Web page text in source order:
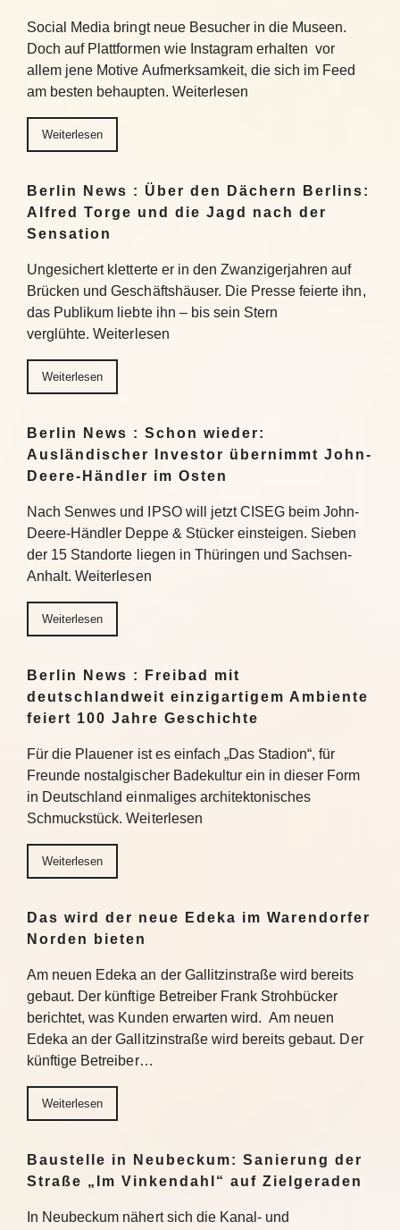
Social Media bringt neue Besucher in die Museen.
Doch auf Plattformen wie Instagram erhalten vor
allem jene Motive Aufmerksamkeit, die sich im Feed
am besten behaupten. Weiterlesen
Weiterlesen
Berlin News : Über den Dächern Berlins:
Alfred Torge und die Jagd nach der
Sensation
Ungesichert kletterte er in den Zwanzigerjahren auf
Brücken und Geschäftshäuser. Die Presse feierte ihn,
das Publikum liebte ihn – bis sein Stern
verglühte. Weiterlesen
Weiterlesen
Berlin News : Schon wieder:
Ausländischer Investor übernimmt John-
Deere-Händler im Osten
Nach Senwes und IPSO will jetzt CISEG beim John-
Deere-Händler Deppe & Stücker einsteigen. Sieben
der 15 Standorte liegen in Thüringen und Sachsen-
Anhalt. Weiterlesen
Weiterlesen
Berlin News : Freibad mit
deutschlandweit einzigartigem Ambiente
feiert 100 Jahre Geschichte
Für die Plauener ist es einfach „Das Stadion“, für
Freunde nostalgischer Badekultur ein in dieser Form
in Deutschland einmaliges architektonisches
Schmuckstück. Weiterlesen
Weiterlesen
Das wird der neue Edeka im Warendorfer
Norden bieten
Am neuen Edeka an der Gallitzinstraße wird bereits
gebaut. Der künftige Betreiber Frank Strohbücker
berichtet, was Kunden erwarten wird. Am neuen
Edeka an der Gallitzinstraße wird bereits gebaut. Der
künftige Betreiber…
Weiterlesen
Baustelle in Neubeckum: Sanierung der
Straße „Im Vinkendahl“ auf Zielgeraden
In Neubeckum nähert sich die Kanal- und